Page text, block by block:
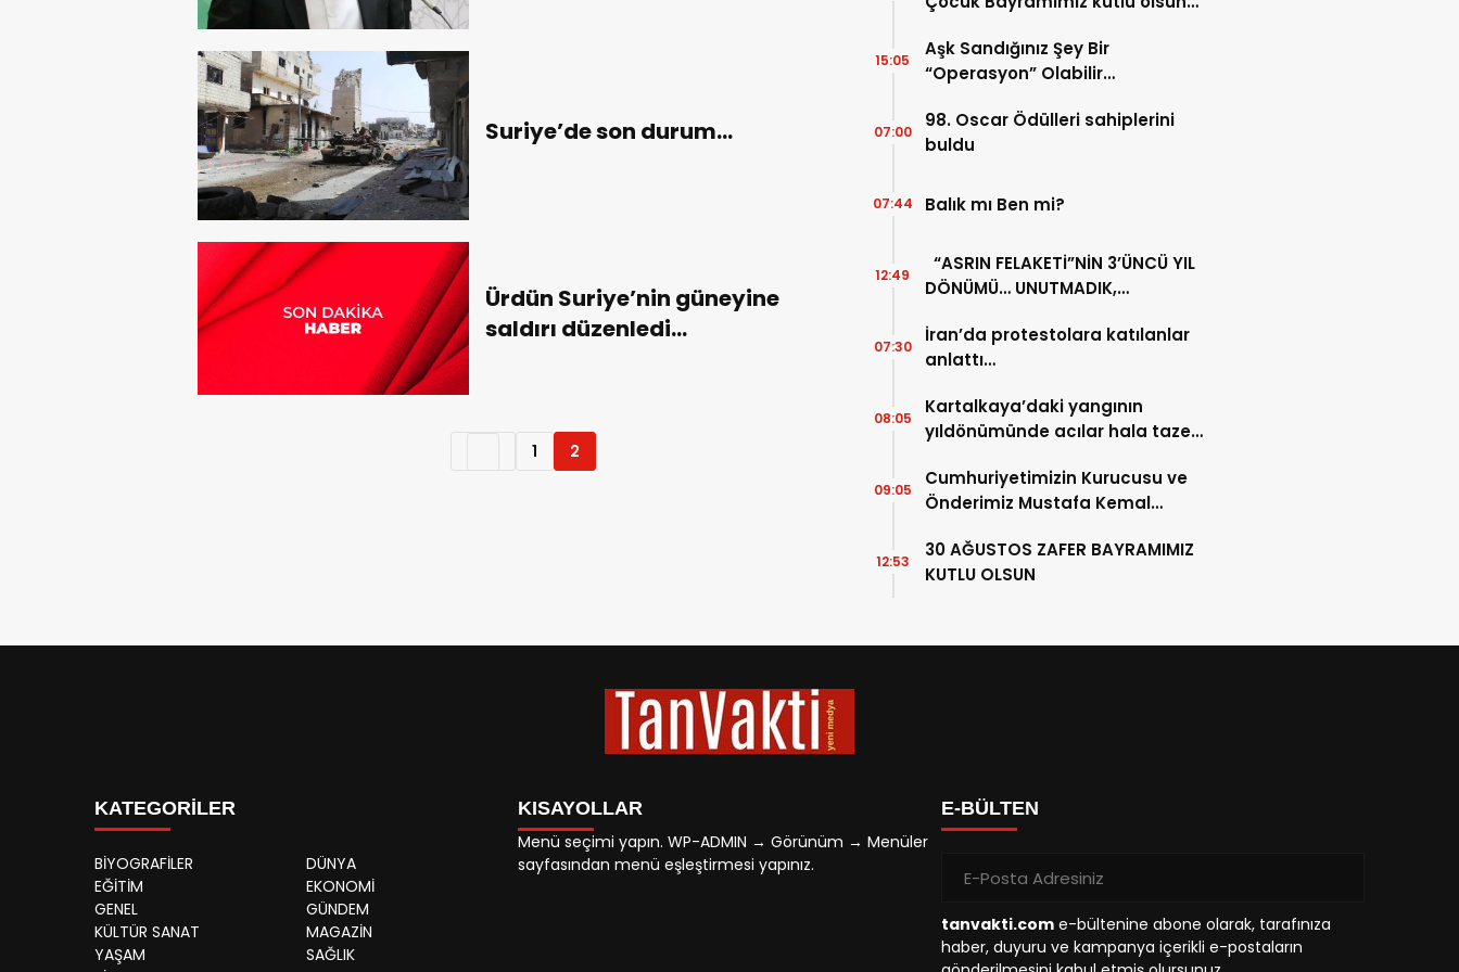
Suriye’de son durum…
Ürdün Suriye’nin güneyine
saldırı düzenledi…
1 2
Aşk Sandığınız Şey Bir
“Operasyon” Olabilir…
15:05
98. Oscar Ödülleri sahiplerini
buldu
07:00
Balık mı Ben mi?
07:44
“ASRIN FELAKETİ”NİN 3’ÜNCÜ YIL
DÖNÜMÜ… UNUTMADIK,
12:49
İran’da protestolara katılanlar
anlattı…
07:30
Kartalkaya’daki yangının
yıldönümünde acılar hala taze…
08:05
Cumhuriyetimizin Kurucusu ve
Önderimiz Mustafa Kemal
87. Yılında saygıyla anıyoruz.
09:05
30 AĞUSTOS ZAFER BAYRAMIMIZ
KUTLU OLSUN
12:53
KATEGORİLER
BİYOGRAFİLER
DÜNYA
EĞİTİM
EKONOMİ
GENEL
GÜNDEM
KÜLTÜR SANAT
MAGAZİN
YAŞAM
SAĞLIK
KISAYOLLAR
Menü seçimi yapın. WP-ADMIN → Görünüm → Menüler
sayfasından menü eşleştirmesi yapınız.
E-BÜLTEN
tanvakti.com e-bültenine abone olarak, tarafınıza
haber, duyuru ve kampanya içerikli e-postaların